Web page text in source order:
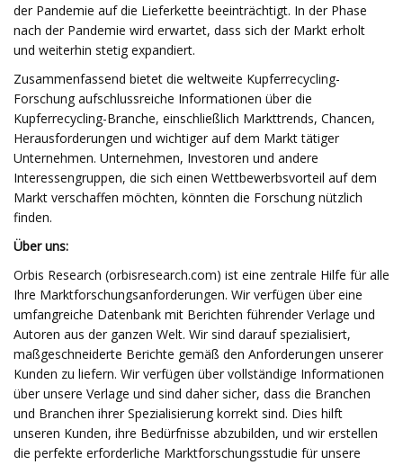
der Pandemie auf die Lieferkette beeinträchtigt. In der Phase
nach der Pandemie wird erwartet, dass sich der Markt erholt
und weiterhin stetig expandiert.
Zusammenfassend bietet die weltweite Kupferrecycling-
Forschung aufschlussreiche Informationen über die
Kupferrecycling-Branche, einschließlich Markttrends, Chancen,
Herausforderungen und wichtiger auf dem Markt tätiger
Unternehmen. Unternehmen, Investoren und andere
Interessengruppen, die sich einen Wettbewerbsvorteil auf dem
Markt verschaffen möchten, könnten die Forschung nützlich
finden.
Über uns:
Orbis Research (orbisresearch.com) ist eine zentrale Hilfe für alle
Ihre Marktforschungsanforderungen. Wir verfügen über eine
umfangreiche Datenbank mit Berichten führender Verlage und
Autoren aus der ganzen Welt. Wir sind darauf spezialisiert,
maßgeschneiderte Berichte gemäß den Anforderungen unserer
Kunden zu liefern. Wir verfügen über vollständige Informationen
über unsere Verlage und sind daher sicher, dass die Branchen
und Branchen ihrer Spezialisierung korrekt sind. Dies hilft
unseren Kunden, ihre Bedürfnisse abzubilden, und wir erstellen
die perfekte erforderliche Marktforschungsstudie für unsere